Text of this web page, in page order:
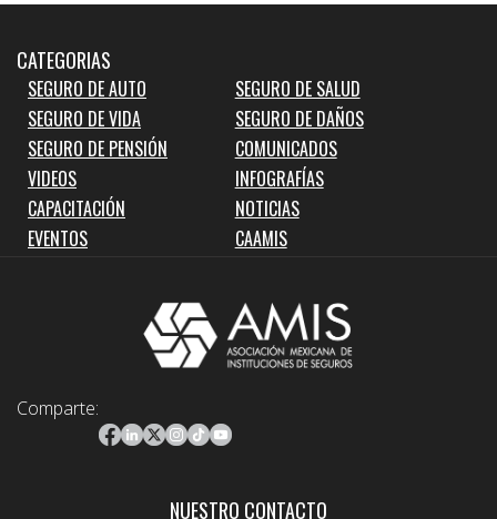
CATEGORIAS
SEGURO DE AUTO
SEGURO DE SALUD
SEGURO DE VIDA
SEGURO DE DAÑOS
SEGURO DE PENSIÓN
COMUNICADOS
VIDEOS
INFOGRAFÍAS
CAPACITACIÓN
NOTICIAS
EVENTOS
CAAMIS
Comparte:
NUESTRO CONTACTO